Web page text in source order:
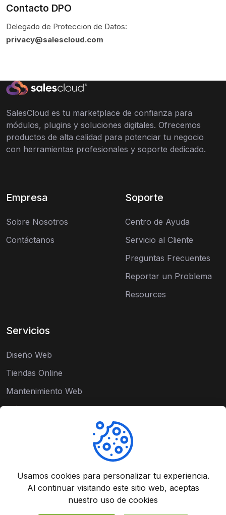
Contacto DPO
Delegado de Proteccion de Datos:
privacy@salescloud.com
SalesCloud es tu marketplace de confianza para
módulos, plugins y soluciones digitales. Ofrecemos
productos de alta calidad para potenciar tu negocio
con herramientas profesionales y soporte dedicado.
Empresa
Sobre Nosotros
Contáctanos
Soporte
Centro de Ayuda
Servicio al Cliente
Preguntas Frecuentes
Reportar un Problema
Resources
Servicios
Diseño Web
Tiendas Online
Mantenimiento Web
Módulos a Medida
Modelado 3D
2026 SalesCloud - Todos los derechos reservados.
Política de PrivacidadTérminos de UsoPolítica de Cookies
Usamos cookies para personalizar tu experiencia.
Al continuar visitando este sitio web, aceptas
nuestro uso de cookies